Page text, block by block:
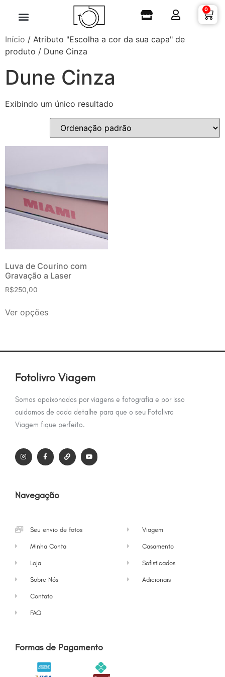
0
Início / Atributo "Escolha a cor da sua capa" de
produto / Dune Cinza
Dune Cinza
Exibindo um único resultado
Luva de Courino com
Gravação a Laser
R$250,00
Ver opções
Fotolivro Viagem
Somos apaixonados por viagens e fotografia e por isso
cuidamos de cada detalhe para que o seu Fotolivro
Viagem fique perfeito.
Navegação
Seu envio de fotos
Minha Conta
Loja
Sobre Nós
Contato
FAQ
Viagem
Casamento
Sofisticados
Adicionais
Formas de Pagamento